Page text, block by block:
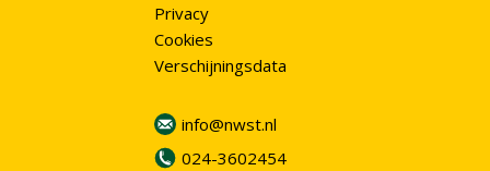
Privacy
Cookies
Verschijningsdata
info@nwst.nl
024-3602454